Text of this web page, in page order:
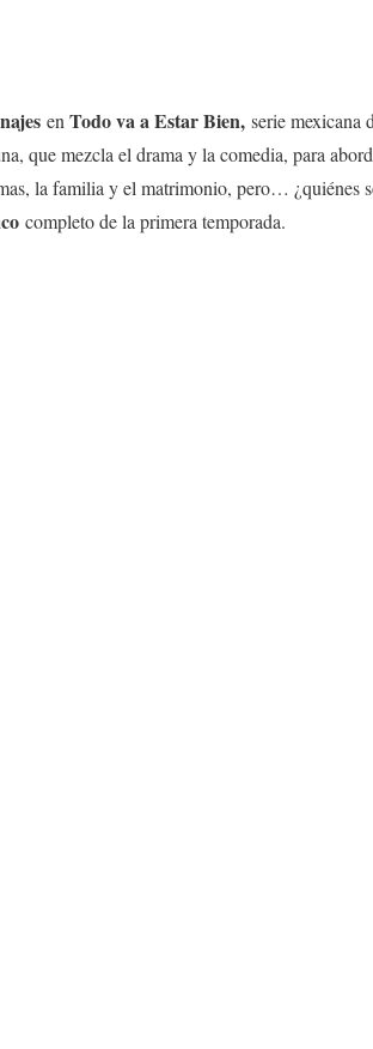
en Todo va a Estar Bien, serie mexicana
que mezcla el drama y la comedia, para
la familia y el matrimonio, pero… ¿quiénes
completo de la primera temporada.